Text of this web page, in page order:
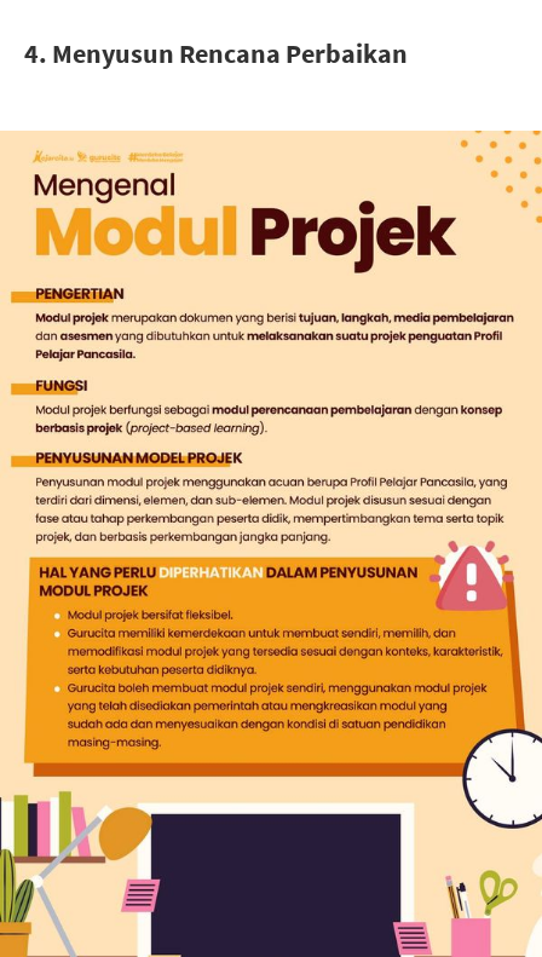
4. Menyusun Rencana Perbaikan